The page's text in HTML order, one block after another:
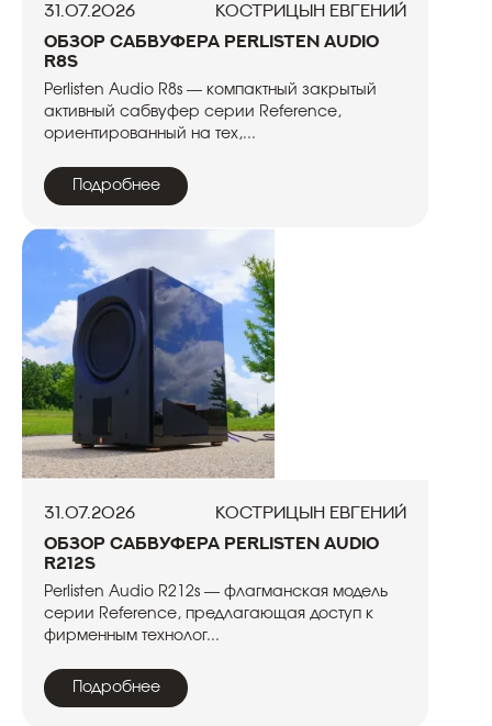
31.07.2026
Кострицын Евгений
Обзор сабвуфера Perlisten Audio
R8s
Perlisten Audio R8s — компактный закрытый
активный сабвуфер серии Reference,
ориентированный на тех,...
Подробнее
31.07.2026
Кострицын Евгений
Обзор сабвуфера Perlisten Audio
R212s
Perlisten Audio R212s — флагманская модель
серии Reference, предлагающая доступ к
фирменным технолог...
Подробнее